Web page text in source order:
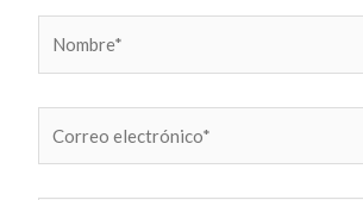
electrónico*